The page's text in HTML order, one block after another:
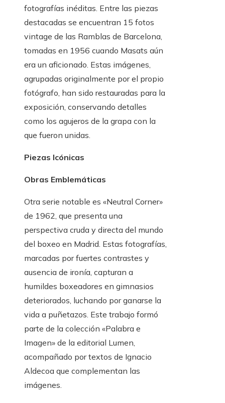
fotografías inéditas. Entre las piezas
destacadas se encuentran 15 fotos
vintage de las Ramblas de Barcelona,
tomadas en 1956 cuando Masats aún
era un aficionado. Estas imágenes,
agrupadas originalmente por el propio
fotógrafo, han sido restauradas para la
exposición, conservando detalles
como los agujeros de la grapa con la
que fueron unidas.
Piezas Icónicas
Obras Emblemáticas
Otra serie notable es «Neutral Corner»
de 1962, que presenta una
perspectiva cruda y directa del mundo
del boxeo en Madrid. Estas fotografías,
marcadas por fuertes contrastes y
ausencia de ironía, capturan a
humildes boxeadores en gimnasios
deteriorados, luchando por ganarse la
vida a puñetazos. Este trabajo formó
parte de la colección «Palabra e
Imagen» de la editorial Lumen,
acompañado por textos de Ignacio
Aldecoa que complementan las
imágenes.